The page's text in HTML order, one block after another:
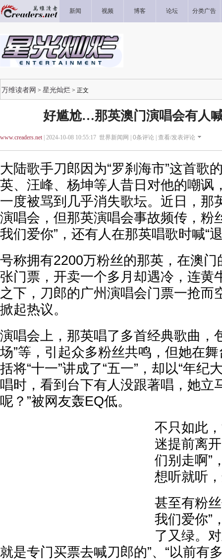
新闻 视频 博客 论坛 分类广告
万维读者网 > 星光灿烂 > 正文
好尴尬…那英澳门演唱会有人
www.creaders.net| 2024-10-08 10:55:17 世界新闻网 | 0条评论 | 查看/发表评论
大陆歌手刀郎因为“罗刹海市”这首歌
英、汪峰、杨坤等人昔日对他的嘲讽
一度被骂到几乎消失歌坛。近日，那
演唱会，但那英演唱会事故频传，粉
我们爱你”，还有人在那英唱歌时喊“
号称拥有2200万粉丝的那英，在澳
张门票，开卖一个多月却遇冷，连黄
之下，刀郎的广州演唱会门票一抢而
掀起热议。
演唱会上，那英唱了多首经典歌曲，
场”等，引起众多粉丝共鸣，但她在
括将“十一”讲成了“五一”，却以“年纪
唱时，看到台下有人没跟著唱，她立
呢？”被网友轰EQ低。
不只如此
迷提前离
们别走啊”
想听就听
甚至有粉
我们爱你”
了又绿。
就是专门买票去喊刀郎的”、“以前有